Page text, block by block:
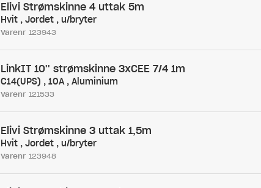
Elivi Strømskinne 4 uttak 5m
Hvit , Jordet , u/bryter
Varenr 123943
LinkIT 10'' strømskinne 3xCEE 7/4 1m
C14(UPS) , 10A , Aluminium
Varenr 121533
Elivi Strømskinne 3 uttak 1,5m
Hvit , Jordet , u/bryter
Varenr 123948